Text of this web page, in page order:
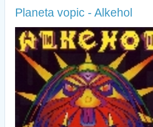
Planeta vopic - Alkehol